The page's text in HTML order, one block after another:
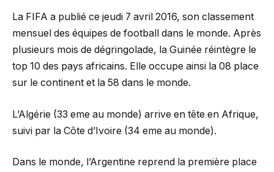
La FIFA a publié ce jeudi 7 avril 2016, son classement
mensuel des équipes de football dans le monde. Après
plusieurs mois de dégringolade, la Guinée réintègre le
top 10 des pays africains. Elle occupe ainsi la 08 place
sur le continent et la 58 dans le monde.
L’Algérie (33 eme au monde) arrive en tête en Afrique,
suivi par la Côte d’Ivoire (34 eme au monde).
Dans le monde, l’Argentine reprend la première place